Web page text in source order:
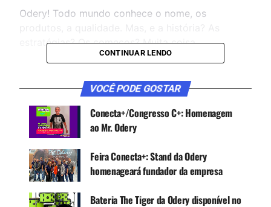
Odery! Todo mundo conhece o nome, os
estratégias? Os começos? Muita coisa
interessante tem acontecido na empresa e com a
evolução dos produtos.
CONTINUE ACOMPANHANDO
Receba novas matérias do Música & Mercado no
WhatsApp e no Google News.
Canal WhatsApp
CONTINUAR LENDO
VOCÊ PODE GOSTAR
Conecta+/Congresso C+: Homenagem
ao Mr. Odery
Feira Conecta+: Stand da Odery
homenageará fundador da empresa
Bateria The Tiger da Odery disponível no